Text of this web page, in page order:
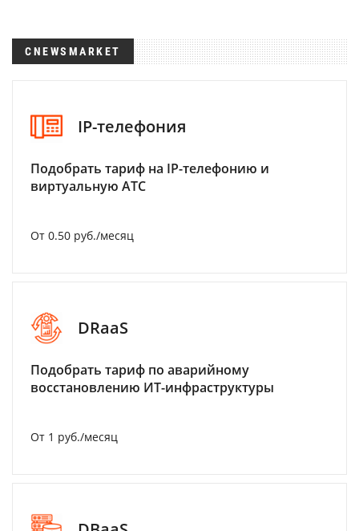
CNEWSMARKET
IP-телефония
Подобрать тариф на IP-телефонию и
виртуальную АТС
От 0.50 руб./месяц
DRaaS
Подобрать тариф по аварийному
восстановлению ИТ-инфраструктуры
От 1 руб./месяц